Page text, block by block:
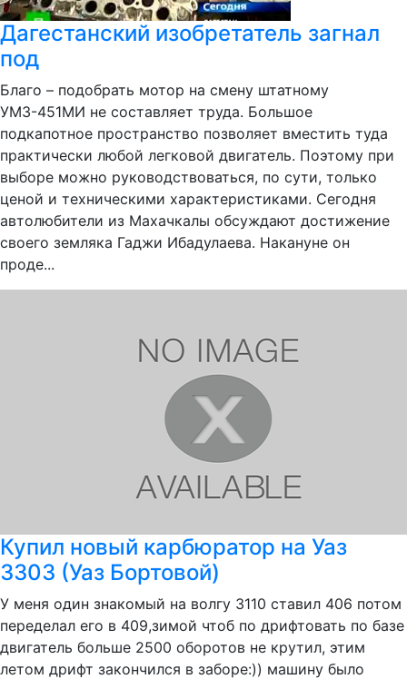
Дагестанский изобретатель загнал
под
Благо – подобрать мотор на смену штатному
УМЗ-451МИ не составляет труда. Большое
подкапотное пространство позволяет вместить туда
практически любой легковой двигатель. Поэтому при
выборе можно руководствоваться, по сути, только
ценой и техническими характеристиками. Сегодня
автолюбители из Махачкалы обсуждают достижение
своего земляка Гаджи Ибадулаева. Накануне он
проде...
Купил новый карбюратор на Уаз
3303 (Уаз Бортовой)
У меня один знакомый на волгу 3110 ставил 406 потом
переделал его в 409,зимой чтоб по дрифтовать по базе
двигатель больше 2500 оборотов не крутил, этим
летом дрифт закончился в заборе:)) машину было